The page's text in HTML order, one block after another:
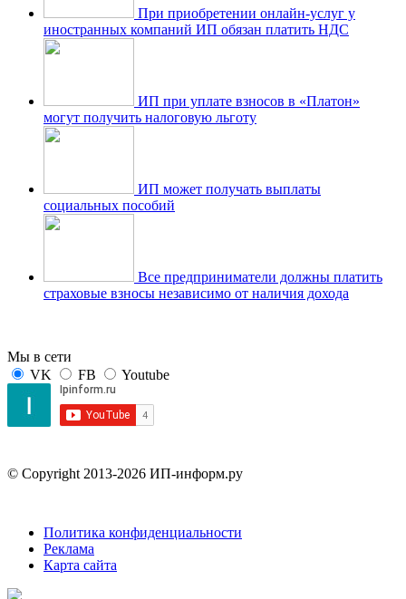
При приобретении онлайн-услуг у
иностранных компаний ИП обязан платить НДС
ИП при уплате взносов в «Платон»
могут получить налоговую льготу
ИП может получать выплаты
социальных пособий
Все предприниматели должны платить
страховые взносы независимо от наличия дохода
Мы в сети
VK
FB Youtube
© Copyright 2013-2026 ИП-информ.ру
Политика конфиденциальности
Реклама
Карта сайта